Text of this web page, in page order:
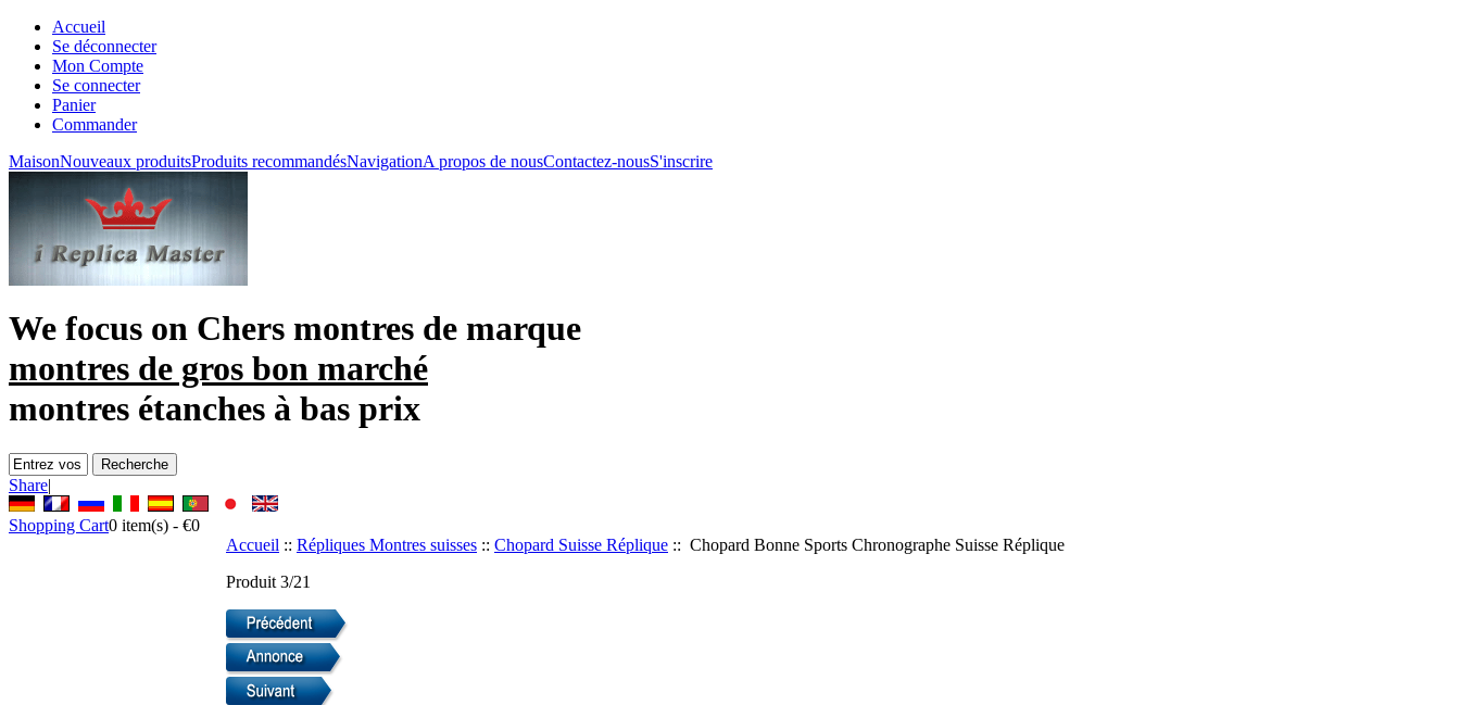
Accueil
Se déconnecter
Mon Compte
Se connecter
Panier
Commander
MaisonNouveaux produitsProduits recommandésNavigationA propos de nousContactez-nousS'inscrire
We focus on Chers montres de marque
montres de gros bon marché
montres étanches à bas prix
Share|
Shopping Cart0 item(s) - €0
Accueil :: Répliques Montres suisses :: Chopard Suisse Réplique :: Chopard Bonne Sports Chronographe Suisse Réplique
Produit 3/21